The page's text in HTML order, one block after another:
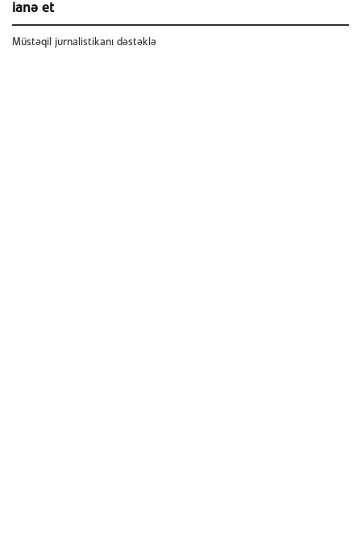
ianə et
Müstəqil jurnalistikanı dəstəklə